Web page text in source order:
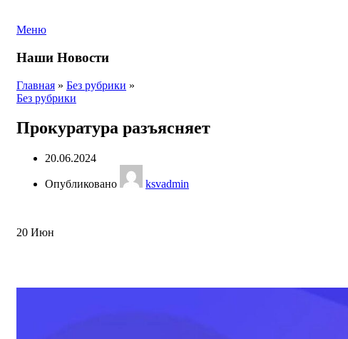
Меню
Наши Новости
Главная » Без рубрики »
Без рубрики
Прокуратура разъясняет
20.06.2024
Опубликовано ksvadmin
20 Июн